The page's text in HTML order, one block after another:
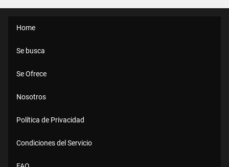
Home
Se busca
Se Ofrece
Nosotros
Política de Privacidad
Condiciones del Servicio